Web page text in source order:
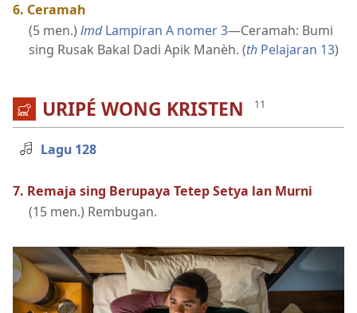
6. Ceramah
(5 men.) lmdLampiran A nomer 3—Ceramah: Bumi
sing Rusak Bakal Dadi Apik Manèh. (th Pelajaran 13)
URIPÉ WONG KRISTEN
Lagu 128
7. Remaja sing Berupaya Tetep Setya lan Murni
(15 men.) Rembugan.